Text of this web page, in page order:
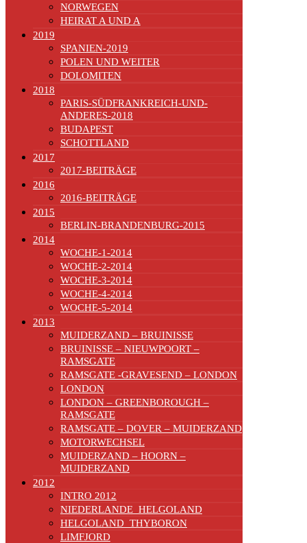
NORWEGEN
HEIRAT A UND A
2019
SPANIEN-2019
POLEN UND WEITER
DOLOMITEN
2018
PARIS-SÜDFRANKREICH-UND-
ANDERES-2018
BUDAPEST
SCHOTTLAND
2017
2017-BEITRÄGE
2016
2016-BEITRÄGE
2015
BERLIN-BRANDENBURG-2015
2014
WOCHE-1-2014
WOCHE-2-2014
WOCHE-3-2014
WOCHE-4-2014
WOCHE-5-2014
2013
MUIDERZAND – BRUINISSE
BRUINISSE – NIEUWPOORT –
RAMSGATE
RAMSGATE -GRAVESEND – LONDON
LONDON
LONDON – GREENBOROUGH –
RAMSGATE
RAMSGATE – DOVER – MUIDERZAND
MOTORWECHSEL
MUIDERZAND – HOORN –
MUIDERZAND
2012
INTRO 2012
NIEDERLANDE_HELGOLAND
HELGOLAND_THYBORON
LIMFJORD